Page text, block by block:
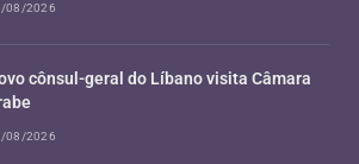
08/2026
cônsul-geral do Líbano visita Câmara
08/2026